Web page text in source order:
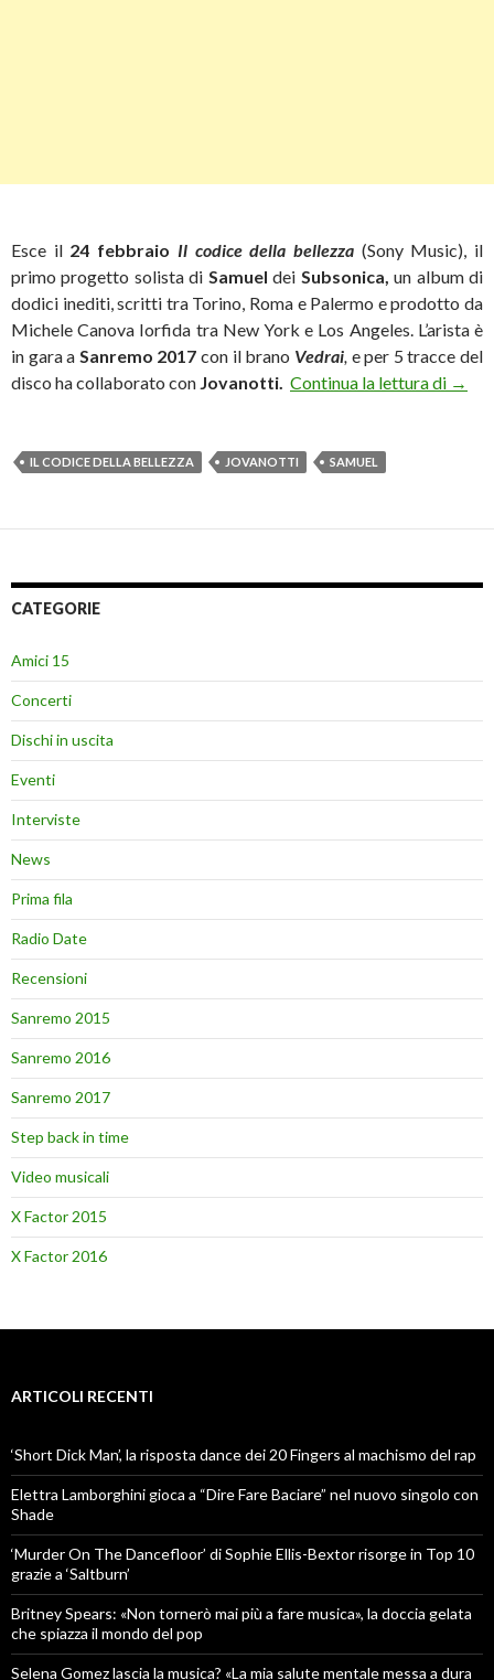
Esce il 24 febbraio Il codice della bellezza(Sony Music), il
primo progetto solista di Samuel dei Subsonica un album di
dodici inediti, scritti tra Torino, Roma e Palermo e prodotto da
Michele Canova Iorfida tra New York e Los Angeles. L’arista è
in gara a Sanremo 2017 con il brano Vedrai, e per 5 tracce del
disco ha collaborato con Jovanotti. Continua la lettura di →
IL CODICE DELLA BELLEZZA JOVANOTTI SAMUEL
CATEGORIE
Amici 15
Concerti
Dischi in uscita
Eventi
Interviste
News
Prima fila
Radio Date
Recensioni
Sanremo 2015
Sanremo 2016
Sanremo 2017
Step back in time
Video musicali
X Factor 2015
X Factor 2016
ARTICOLI RECENTI
‘Short Dick Man’, la risposta dance dei 20 Fingers al machismo del rap
Elettra Lamborghini gioca a “Dire Fare Baciare” nel nuovo singolo con
Shade
‘Murder On The Dancefloor’ di Sophie Ellis-Bextor risorge in Top 10
grazie a ‘Saltburn’
Britney Spears: «Non tornerò mai più a fare musica», la doccia gelata
che spiazza il mondo del pop
Selena Gomez lascia la musica? «La mia salute mentale messa a dura